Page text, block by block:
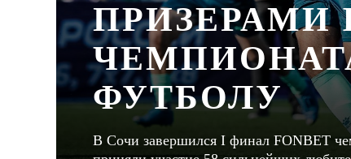
ПРИЗЕРАМИ
ФУТБОЛУ
В Сочи завершился I финал FONBET